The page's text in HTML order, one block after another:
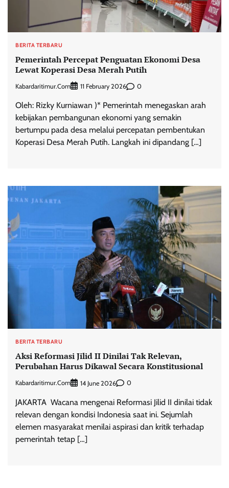
BERITA TERBARU
Pemerintah Percepat Penguatan Ekonomi Desa
Lewat Koperasi Desa Merah Putih
Kabardaritimur.com 11 February 2026 0
Oleh: Rizky Kurniawan )* Pemerintah menegaskan arah
kebijakan pembangunan ekonomi yang semakin
bertumpu pada desa melalui percepatan pembentukan
Koperasi Desa Merah Putih. Langkah ini dipandang […]
BERITA TERBARU
Aksi Reformasi Jilid II Dinilai Tak Relevan,
Perubahan Harus Dikawal Secara Konstitusional
Kabardaritimur.com 14 June 2026 0
JAKARTA  Wacana mengenai Reformasi Jilid II dinilai tidak
relevan dengan kondisi Indonesia saat ini. Sejumlah
elemen masyarakat menilai aspirasi dan kritik terhadap
pemerintah tetap […]